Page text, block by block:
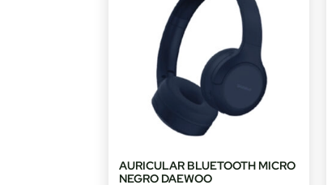
AURICULAR BLUETOOTH MICRO
NEGRO DAEWOO